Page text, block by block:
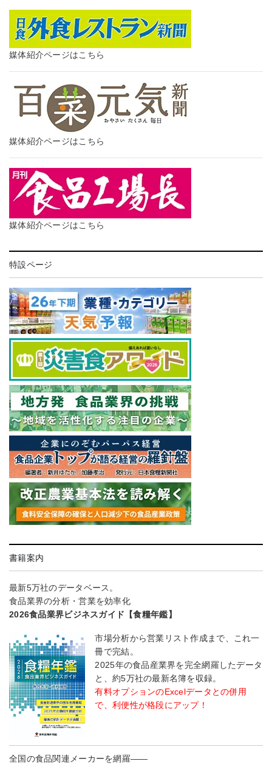
媒体紹介ページはこちら
媒体紹介ページはこちら
媒体紹介ページはこちら
特設ページ
書籍案内
最新5万社のデータベース。
食品業界の分析・営業を効率化
2026食品業界ビジネスガイド【食糧年鑑】
市場分析から営業リスト作成まで、これ一
冊で完結。
2025年の食品産業界を完全網羅したデータ
と、約5万社の最新名簿を収録。
有料オプションのExcelデータとの併用
で、利便性が格段にアップ！
全国の食品関連メーカーを網羅――